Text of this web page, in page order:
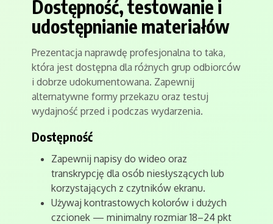
Dostępność, testowanie i
udostępnianie materiałów
Prezentacja naprawdę profesjonalna to taka,
która jest dostępna dla różnych grup odbiorców
i dobrze udokumentowana. Zapewnij
alternatywne formy przekazu oraz testuj
wydajność przed i podczas wydarzenia.
Dostępność
Zapewnij napisy do wideo oraz
transkrypcję dla osób niesłyszących lub
korzystających z czytników ekranu.
Używaj kontrastowych kolorów i dużych
czcionek — minimalny rozmiar 18–24 pkt